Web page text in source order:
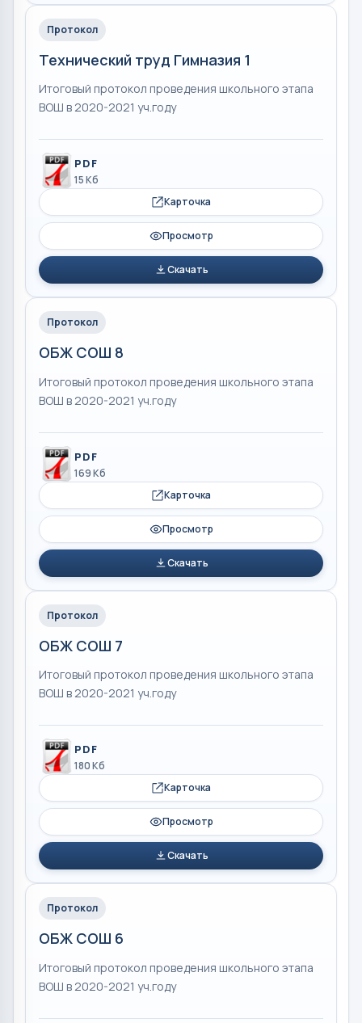
Протокол
Технический труд Гимназия 1
Итоговый протокол проведения школьного этапа
ВОШ в 2020-2021 уч.году
PDF
15 Кб
Карточка
Просмотр
Скачать
Протокол
ОБЖ СОШ 8
Итоговый протокол проведения школьного этапа
ВОШ в 2020-2021 уч.году
PDF
169 Кб
Карточка
Просмотр
Скачать
Протокол
ОБЖ СОШ 7
Итоговый протокол проведения школьного этапа
ВОШ в 2020-2021 уч.году
PDF
180 Кб
Карточка
Просмотр
Скачать
Протокол
ОБЖ СОШ 6
Итоговый протокол проведения школьного этапа
ВОШ в 2020-2021 уч.году